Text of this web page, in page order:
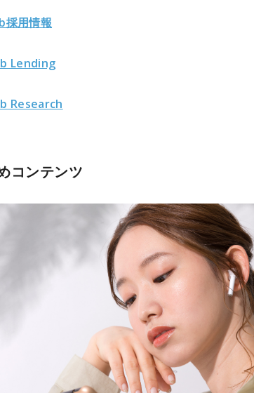
用情報
Lending
Research
コンテンツ